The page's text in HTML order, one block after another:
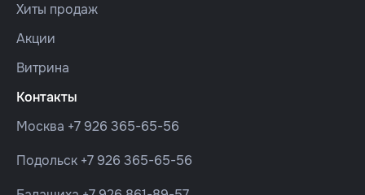
Хиты продаж
Акции
Витрина
Контакты
Москва +7 926 365-65-56
Подольск +7 926 365-65-56